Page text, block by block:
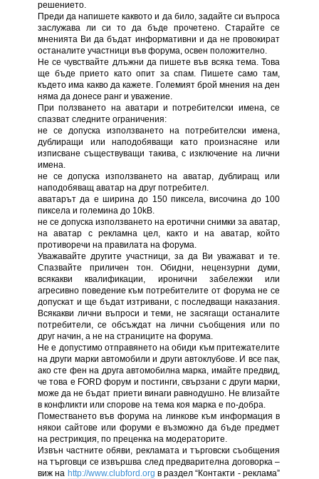
решението.
Преди да напишете каквото и да било, задайте си въпроса
заслужава ли си то да бъде прочетено. Старайте се
мненията Ви да бъдат информативни и да не провокират
останалите участници във форума, освен положително.
Не се чувствайте длъжни да пишете във всяка тема. Това
ще бъде прието като опит за спам. Пишете само там,
където има какво да кажете. Големият брой мнения на ден
няма да донесе ранг и уважение.
При ползването на аватари и потребителски имена, се
спазват следните ограничения:
не се допуска използването на потребителски имена,
дублиращи или наподобяващи като произнасяне или
изписване съществуващи такива, с изключение на лични
имена.
не се допуска използването на аватар, дублиращ или
наподобяващ аватар на друг потребител.
аватарът да е ширина до 150 пиксела, височина до 100
пиксела и големина до 10kB.
не се допуска използването на еротични снимки за аватар,
на аватар с рекламна цел, както и на аватар, който
противоречи на правилата на форума.
Уважавайте другите участници, за да Ви уважават и те.
Спазвайте приличен тон. Обидни, нецензурни думи,
всякакви квалификации, иронични забележки или
агресивно поведение към потребителите от форума не се
допускат и ще бъдат изтривани, с последващи наказания.
Всякакви лични въпроси и теми, не засягащи останалите
потребители, се обсъждат на лични съобщения или по
друг начин, а не на страниците на форума.
Не е допустимо отправянето на обиди към притежателите
на други марки автомобили и други автоклубове. И все пак,
ако сте фен на друга автомобилна марка, имайте предвид,
че това е FORD форум и постинги, свързани с други марки,
може да не бъдат приети винаги равнодушно. Не влизайте
в конфликти или спорове на тема коя марка е по-добра.
Поместването във форума на линкове към информация в
някои сайтове или форуми е възможно да бъде предмет
на рестрикция, по преценка на модераторите.
Извън частните обяви, рекламата и търговски съобщения
на търговци се извършва след предварителна договорка –
виж на http://www.clubford.org в раздел “Контакти - реклама”